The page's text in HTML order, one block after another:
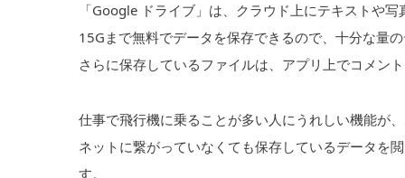
「Google ドライブ」は、クラウド上にテキストや
15Gまで無料でデータを保存できるので、十分な量
さらに保存しているファイルは、アプリ上でコメン
仕事で飛行機に乗ることが多い人にうれしい機能が、
ネットに繋がっていなくても保存しているデータを
す。